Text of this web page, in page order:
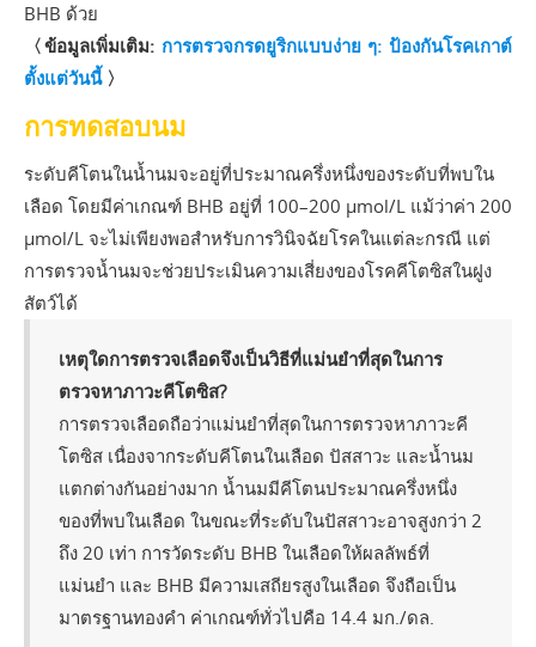
BHB ด้วย
〈ข้อมูลเพิ่มเติม: การตรวจกรดยูริกแบบง่าย ๆ: ป้องกันโรคเกาต์
ตั้งแต่วันนี้〉
การทดสอบนม
ระดับคีโตนในน้ำนมจะอยู่ที่ประมาณครึ่งหนึ่งของระดับที่พบใน
เลือด โดยมีค่าเกณฑ์ BHB อยู่ที่ 100–200 µmol/L แม้ว่าค่า 200
µmol/L จะไม่เพียงพอสำหรับการวินิจฉัยโรคในแต่ละกรณี แต่
การตรวจน้ำนมจะช่วยประเมินความเสี่ยงของโรคคีโตซิสในฝูง
สัตว์ได้
เหตุใดการตรวจเลือดจึงเป็นวิธีที่แม่นยำที่สุดในการ
ตรวจหาภาวะคีโตซิส?
การตรวจเลือดถือว่าแม่นยำที่สุดในการตรวจหาภาวะคี
โตซิส เนื่องจากระดับคีโตนในเลือด ปัสสาวะ และน้ำนม
แตกต่างกันอย่างมาก น้ำนมมีคีโตนประมาณครึ่งหนึ่ง
ของที่พบในเลือด ในขณะที่ระดับในปัสสาวะอาจสูงกว่า 2
ถึง 20 เท่า การวัดระดับ BHB ในเลือดให้ผลลัพธ์ที่
แม่นยำ และ BHB มีความเสถียรสูงในเลือด จึงถือเป็น
มาตรฐานทองคำ ค่าเกณฑ์ทั่วไปคือ 14.4 มก./ดล.